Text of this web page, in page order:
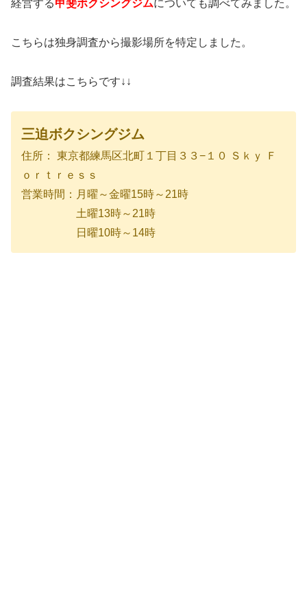
経営する甲斐ボクシングジムについても調べてみました。
こちらは独身調査から撮影場所を特定しました。
調査結果はこちらです↓↓
三迫ボクシングジム
住所： 東京都練馬区北町１丁目３３−１０ Ｓｋｙ Ｆ
ｏｒｔｒｅｓｓ
営業時間：月曜～金曜15時～21時
土曜13時～21時
日曜10時～14時